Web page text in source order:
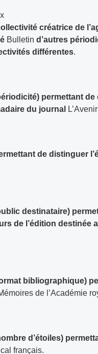
créatrice de
Bulletin d’autres
différentes.
permettant
du journal
de distinguer
destinataire)
de l’édition destinée
bibliographique)
de l’Académie
d’étoiles)
français.